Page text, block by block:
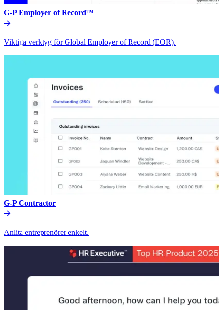
G-P Employer of Record™​​
Viktiga verktyg för Global Employer of Record (EOR).​​
G-P Contractor​​
Anlita entreprenörer enkelt.​​